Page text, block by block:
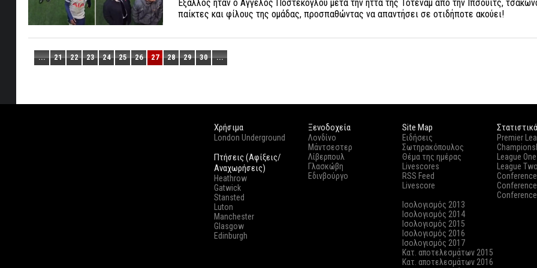
Έξαλλος ήταν ο Άγγελος Ποστέκογλου μετά την ήττα της Τότεναμ από την Ίπσουιτς,
παίκτες και φίλους της ομάδας, προσπαθώντας να απαντήσει σε οτιδήποτε ακούει!
... 21 22 23 24 25 26 27 28 29 30 ...
Χρήσιμα
London Underground
Πτήσεις (Αφίξεις/
Αναχωρήσεις)
Heathrow
Gatwick
Stansted
Luton
Manchester
Glasgow
Edinburgh
Ξενοδοχεία
Λονδίνο
Μάντσεστερ
Λίβερπουλ
Γλασκώβη
Εδινβούργο
Site Map
Ειδήσεις
Σωτηρακόπουλος
Θέμα της ημέρας
Livescores
RSS Feed
Livescore
Ισολογισμός 2013
Ισολογισμός 2014
Ισολογισμός 2015
Ισολογισμός 2016
Ισολογισμός 2017
Κατ. αποτελεσμάτων 2015
Κατ. αποτελεσμάτων 2016
Στατιστικά
Premier
League One
League Two
Conference